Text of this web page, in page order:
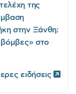
της
στην Ξάνθη:
βόμβες» στο
ειδήσεις